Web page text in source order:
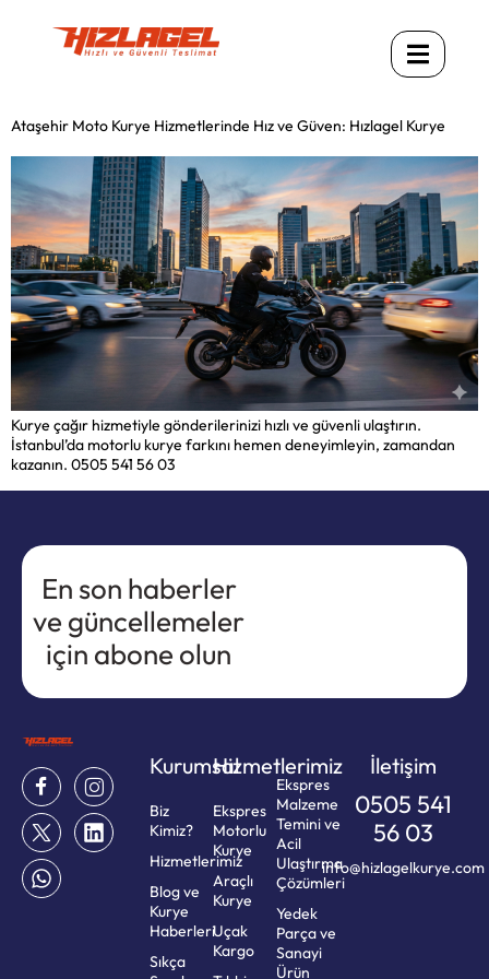
Ataşehir Moto Kurye Hizmetlerinde Hız ve Güven: Hızlagel Kurye
Kurye çağır hizmetiyle gönderilerinizi hızlı ve güvenli ulaştırın.
İstanbul’da motorlu kurye farkını hemen deneyimleyin, zamandan
kazanın. 0505 541 56 03
En son haberler
ve güncellemeler
için abone olun
Kurumsal
Biz
Kimiz?
Hizmetlerimiz
Blog ve
Kurye
Haberleri
Sıkça
Hizmetlerimiz
Ekspres
Motorlu
Kurye
Araçlı
Kurye
Uçak
Kargo
Ekspres
Malzeme
Temini ve
Acil
Ulaştırma
Çözümleri
Yedek
Parça ve
Sanayi
Ürün
İletişim
0505 541
56 03
info@hizlagelkurye.com